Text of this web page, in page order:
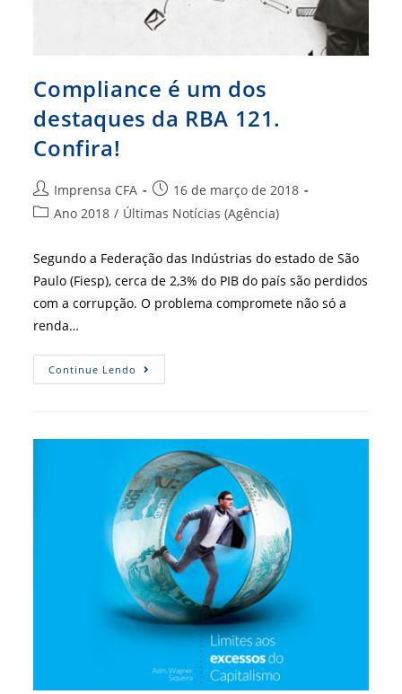
Compliance é um dos
destaques da RBA 121.
Confira!
Autor
do
Imprensa CFA
Post
publicado:
16 de março de 2018
Categoria
Ano 2018 / Últimas Notícias (Agência)
Segundo a Federação das Indústrias do estado de São
Paulo (Fiesp), cerca de 2,3% do PIB do país são perdidos
com a corrupção. O problema compromete não só a
renda…
Continue Lendo Compliance
É
RBA
121.
Confira!